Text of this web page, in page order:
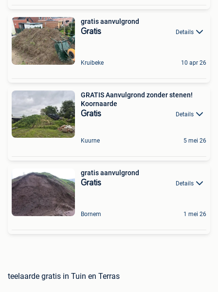
gratis aanvulgrond
Gratis Details
Kruibeke 10 apr 26
GRATIS Aanvulgrond zonder stenen!
Koornaarde
Gratis Details
Kuurne 5 mei 26
gratis aanvulgrond
Gratis Details
Bornem 1 mei 26
teelaarde gratis in Tuin en Terras